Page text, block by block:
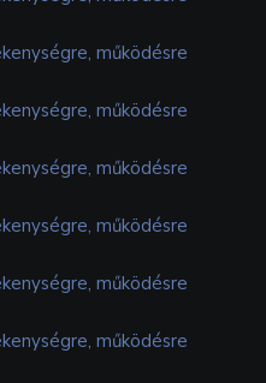
működésre
működésre
működésre
működésre
működésre
működésre